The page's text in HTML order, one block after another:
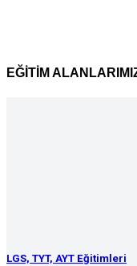
EĞİTİM
LGS, TYT, AYT Eğitimleri